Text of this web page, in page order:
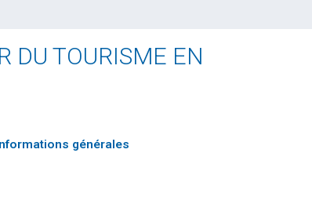
DU TOURISME EN
générales